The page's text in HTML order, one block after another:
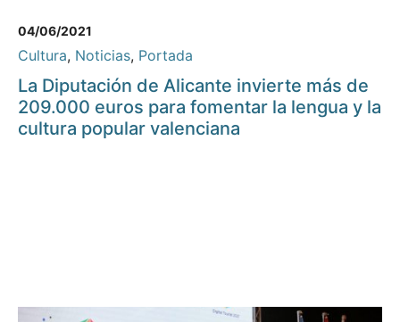
04/06/2021
Cultura, Noticias, Portada
La Diputación de Alicante invierte más de
209.000 euros para fomentar la lengua y la
cultura popular valenciana